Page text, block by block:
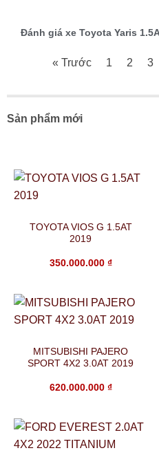
Đánh giá xe Toyota Yaris
« Trước 1 2 3
Sản phẩm mới
TOYOTA VIOS G 1.5AT
2019
350.000.000 ₫
MITSUBISHI PAJERO
SPORT 4X2 3.0AT 2019
620.000.000 ₫